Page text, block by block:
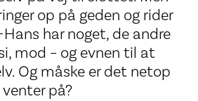
op på geden og rider
har noget, de andre
mod – og evnen til at
Og måske er det netop
på?